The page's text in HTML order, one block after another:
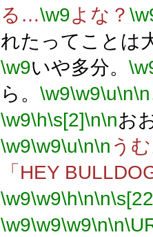
る…\w9よな？
れたってことは
\w9いや多分。
ら。 \w9\w9\u\n\n
\w9\h\s[2]\n\nお
\w9\w9\u\n\n う
「HEY
\w9\w9\h\n\n
\w9\w9\w9\n\n